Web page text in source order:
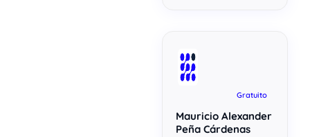
Gratuito
Mauricio Alexander
Peña Cárdenas